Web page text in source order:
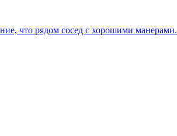
что рядом сосед с хорошими манерами.